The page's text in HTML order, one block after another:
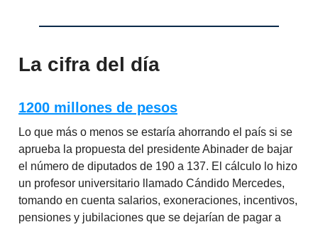
La cifra del día
1200 millones de pesos
Lo que más o menos se estaría ahorrando el país si se
aprueba la propuesta del presidente Abinader de bajar
el número de diputados de 190 a 137. El cálculo lo hizo
un profesor universitario llamado Cándido Mercedes,
tomando en cuenta salarios, exoneraciones, incentivos,
pensiones y jubilaciones que se dejarían de pagar a